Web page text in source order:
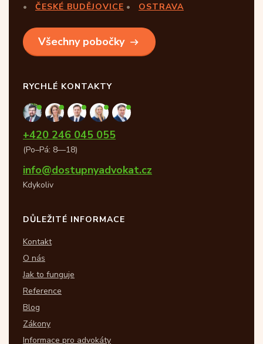
ČESKÉ BUDĚJOVICE
OSTRAVA
Všechny pobočky
RYCHLÉ KONTAKTY
+420 246 045 055
(Po–Pá: 8—18)
info@dostupnyadvokat.cz
Kdykoliv
DŮLEŽITÉ INFORMACE
Kontakt
O nás
Jak to funguje
Reference
Blog
Zákony
Informace pro advokáty